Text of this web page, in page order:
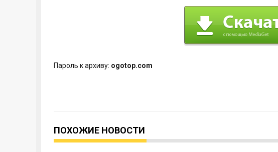
Пароль к архиву: ogotop.com
ПОХОЖИЕ НОВОСТИ